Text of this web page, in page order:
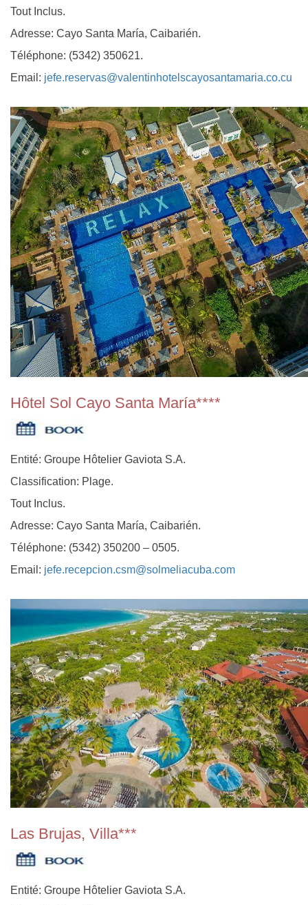
Tout Inclus.
Adresse: Cayo Santa María, Caibarién.
Téléphone: (5342) 350621.
Email: jefe.reservas@valentinhotelscayosantamaria.co.cu
Hôtel Sol Cayo Santa María****
Entité: Groupe Hôtelier Gaviota S.A.
Classification: Plage.
Tout Inclus.
Adresse: Cayo Santa María, Caibarién.
Téléphone: (5342) 350200 – 0505.
Email: jefe.recepcion.csm@solmeliacuba.com
Las Brujas, Villa***
Entité: Groupe Hôtelier Gaviota S.A.